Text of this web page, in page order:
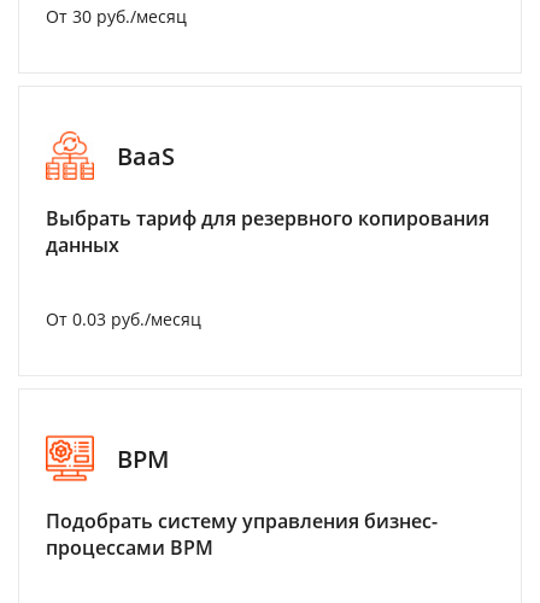
От 30 руб./месяц
BaaS
Выбрать тариф для резервного копирования
данных
От 0.03 руб./месяц
BPM
Подобрать систему управления бизнес-
процессами BPM